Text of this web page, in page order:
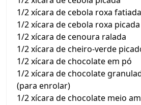
1/2 xícara de cebola roxa fatiada
1/2 xícara de cebola roxa picada
1/2 xícara de cenoura ralada
1/2 xícara de cheiro-verde
1/2 xícara de chocolate em pó
1/2 xícara de chocolate
(para enrolar)
1/2 xícara de chocolate meio